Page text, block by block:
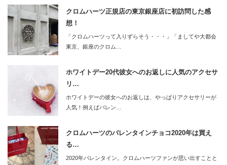
クロムハーツ正規店の東京銀座店に初訪問した感
想！
「クロムハーツって入りずらそう・・・」「ましてや大都会
東京、銀座のクロム…
ホワイトデー20代彼女へのお返しに人気のアクセサ
リ…
ホワイトデーの彼女へのお返しは、やっぱりアクセサリーが
人気！例えばバレン…
クロムハーツのバレンタインチョコ2020年は買え
る…
2020年バレンタイン。クロムハーツファンが思い出すことと